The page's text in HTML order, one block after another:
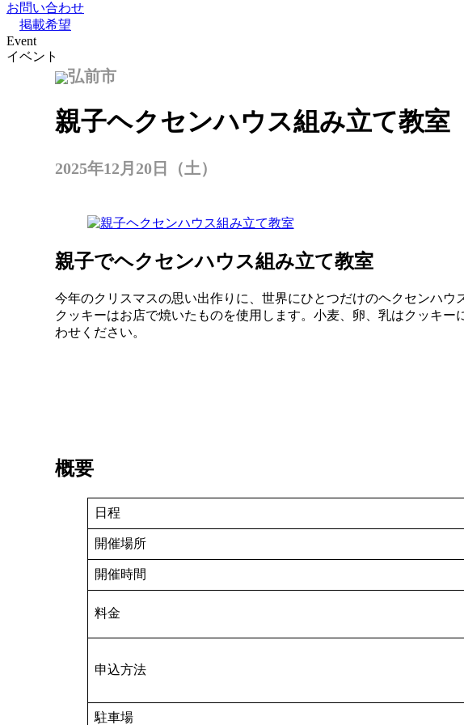
お問い合わせ
掲載希望
Event
イベント
弘前市
親子ヘクセンハウス組み立て教室
2025年12月20日（土）
親子でヘクセンハウス組み立て教室
今年のクリスマスの思い出作りに、世界にひとつだけのヘクセンハウ
クッキーはお店で焼いたものを使用します。小麦、卵、乳はクッキ
わせください。
概要
日程
開催場所
開催時間
料金
申込方法
駐車場